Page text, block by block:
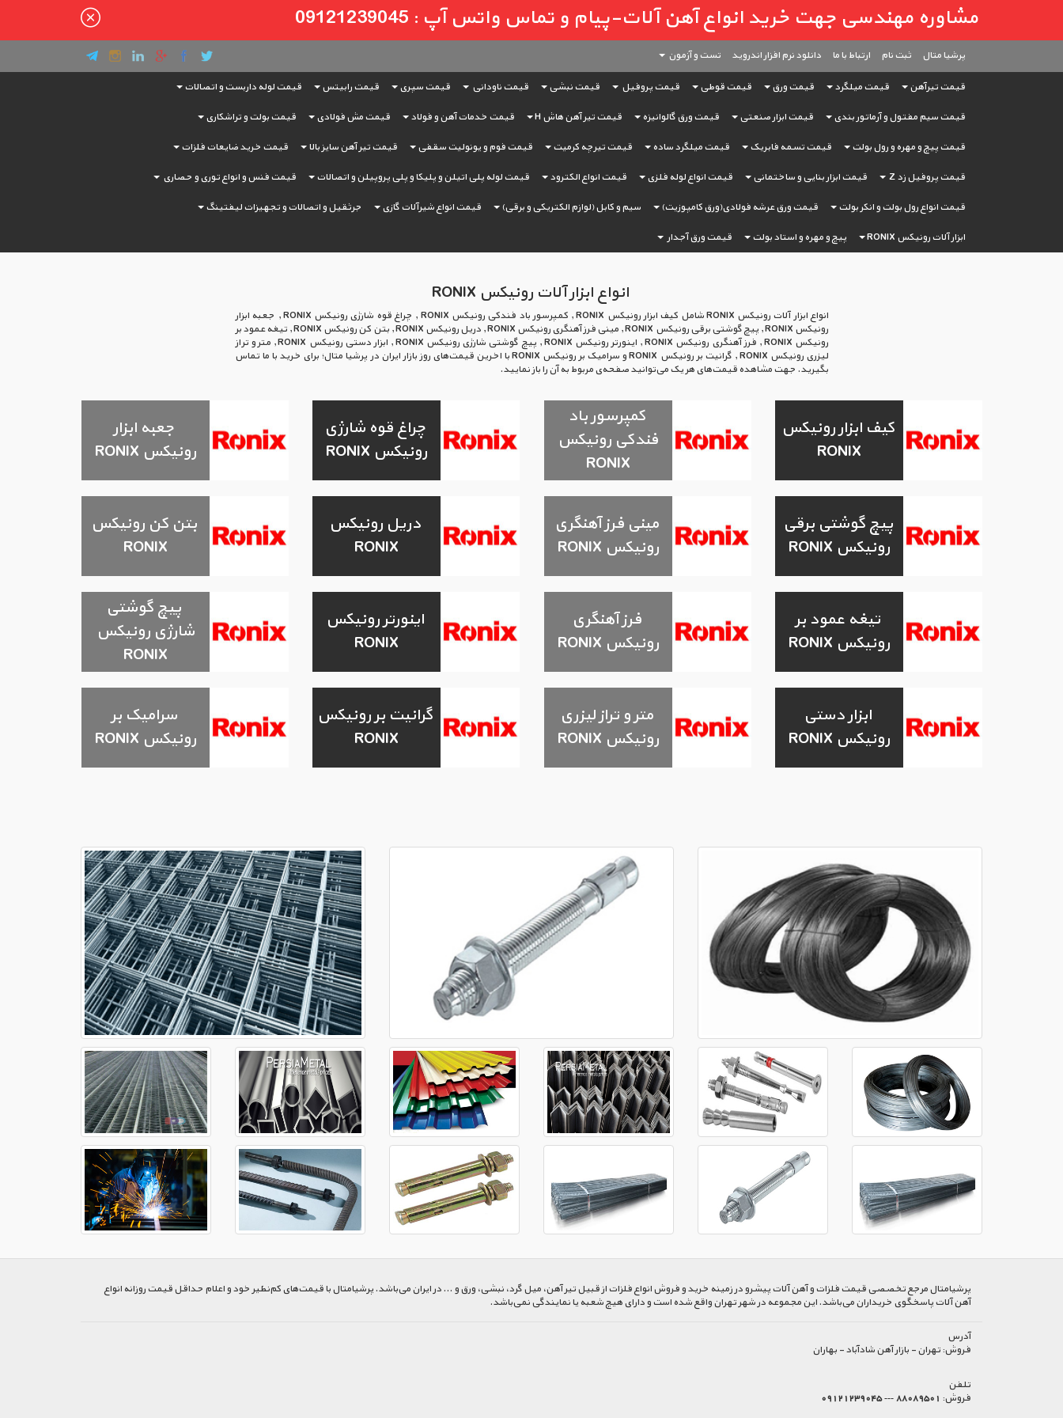
مشاوره مهندسی جهت خرید انواع آهن آلات-پیام و تماس واتس آپ : 09121239045
پرشیا متال ثبت ‌نام ارتباط با ما دانلود نرم افزار اندروید تست و آزمون
قیمت تیرآهن قیمت میلگرد قیمت ورق قیمت قوطی قیمت پروفیل قیمت نبشی قیمت ناودانی قیمت سپری قیمت رابیتس قیمت لوله داربست و اتصالات
قیمت سیم مفتول و آرماتور بندی قیمت ابزار صنعتی قیمت ورق گالوانیزه قیمت تیر آهن هاش H قیمت خدمات آهن و فولاد قیمت مش فولادی قیمت بولت و تراشکاری
قیمت پیچ و مهره و رول بولت قیمت تسمه فابریک قیمت میلگرد ساده قیمت تیرچه کرمیت قیمت فوم و یونولیت سقفی قیمت تیر آهن سایز بالا قیمت خرید ضایعات فلزات
قیمت پروفیل زد Z قیمت ابزار بنایی و ساختمانی قیمت انواع لوله فلزی قیمت انواع الکترود قیمت لوله پلی اتیلن و پلیکا و پلی پروپیلن و اتصالات قیمت فنس و انواع توری و حصاری
قیمت انواع رول بولت و انکر بولت قیمت ورق عرشه فولادی(ورق کامپوزیت) سیم و کابل (لوازم الکتریکی و برقی) قیمت انواع شیرآلات گازی جرثقیل و اتصالات و تجهیزات لیفتینگ
ابزار آلات رونیکس RONIX پیچ و مهره و استاد بولت قیمت ورق آجدار
انواع ابزار آلات رونیکس RONIX
انواع ابزار آلات رونیکس RONIX شامل کیف ابزار رونیکس RONIX , کمپرسور باد فندکی رونیکس RONIX , چراغ قوه شارژی رونیکس RONIX , جعبه ابزار
رونیکس RONIX , پیچ گوشتی برقی رونیکس RONIX , مینی فرز آهنگری رونیکس RONIX , دریل رونیکس RONIX , بتن کن رونیکس RONIX , تیغه عمود بر
رونیکس RONIX , فرز آهنگری رونیکس RONIX , اینورتر رونیکس RONIX , پیچ گوشتی شارژی رونیکس RONIX , ابزار دستی رونیکس RONIX , متر و تراز
لیزری رونیکس RONIX , گرانیت بر رونیکس RONIX و سرامیک بر رونیکس RONIX با اخرین قیمت‌های روز بازار ایران در پرشیا متال؛ برای خرید با ما تماس
بگیرید. جهت مشاهده قیمت‌های هر یک می‌توانید صفحه‌ی مربوط به آن را باز نمایید.
کیف ابزار رونیکس
RONIX
کمپرسور باد
فندکی رونیکس
RONIX
چراغ قوه شارژی
رونیکس RONIX
جعبه ابزار
رونیکس RONIX
پیچ گوشتی برقی
رونیکس RONIX
مینی فرز آهنگری
رونیکس RONIX
دریل رونیکس
RONIX
بتن کن رونیکس
RONIX
تیغه عمود بر
رونیکس RONIX
فرز آهنگری
رونیکس RONIX
اینورتر رونیکس
RONIX
پیچ گوشتی
شارژی رونیکس
RONIX
ابزار دستی
رونیکس RONIX
متر و تراز لیزری
رونیکس RONIX
گرانیت بر رونیکس
RONIX
سرامیک بر
رونیکس RONIX
پرشیا‌متال مرجع تخصصی قیمت فلزات و آهن آلات پیشرو در زمینه خرید و فروش انواع فلزات از قبیل تیر آهن، میل گرد، نبشی، ورق و ... در ایران می‌باشد. پرشیامتال با قیمت‌های کم‌نظیر خود و اعلام حداقل قیمت روزانه انواع
آهن آلات پاسخگوی خریداران می‌باشد. این مجموعه در شهر تهران واقع شده است و دارای هیچ شعبه یا نمایندگی نمی‌باشد.
آدرس
فروش:تهران - بازار آهن شادآباد - بهاران
تلفن
فروش: 88089501 --- 09121239045